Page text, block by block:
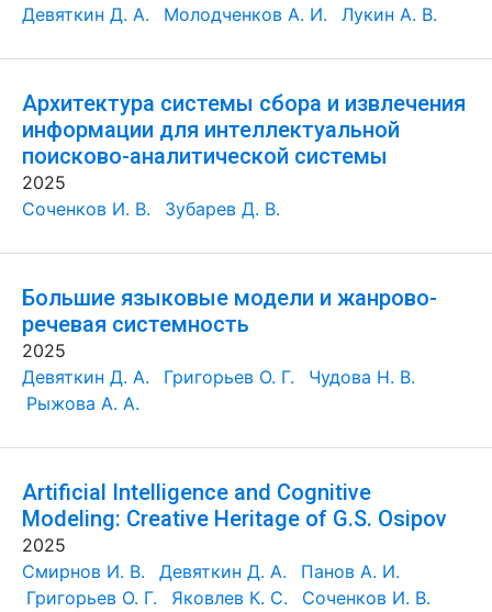
Девяткин Д. А.
Молодченков А. И. Лукин А. В.
Архитектура системы сбора и извлечения
информации для интеллектуальной
поисково-аналитической системы
2025
Соченков И. В.
Зубарев Д. В.
Большие языковые модели и жанрово-
речевая системность
2025
Девяткин Д. А.
Григорьев О. Г.
Чудова Н. В.
Рыжова А. А.
Artificial Intelligence and Cognitive
Modeling: Creative Heritage of G.S. Osipov
2025
Смирнов И. В.
Девяткин Д. А.
Панов А. И.
Григорьев О. Г.
Яковлев К. С.
Соченков И. В.